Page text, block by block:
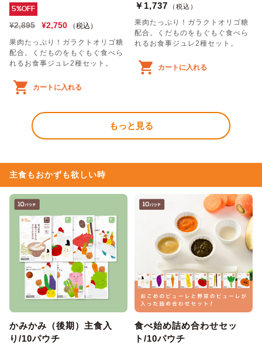
5%OFF
¥2,895 ¥2,750
（税込）
果肉たっぷり！ガラクトオリゴ糖
配合。くだものをもぐもぐ食べら
れるお食事ジュレ2種セット。
カートに入れる
￥1,737 （税込）
果肉たっぷり！ガラクトオリゴ糖
配合。くだものをもぐもぐ食べら
れるお食事ジュレ2種セット。
カートに入れる
もっと見る
主食もおかずも欲しい時
かみかみ（後期）主食入
り/10パウチ
食べ始め詰め合わせセッ
ト/10パウチ